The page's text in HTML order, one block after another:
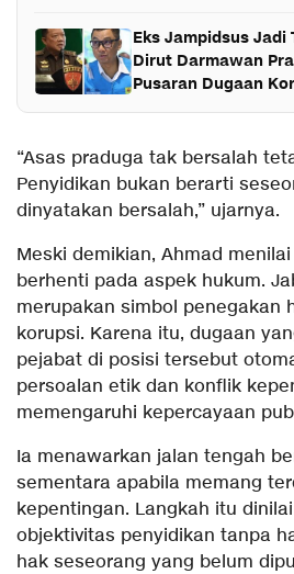
Eks Jampidsus Jadi
Dirut Darmawan
Pusaran Dugaan
“Asas praduga tak bersalah
Penyidikan bukan berarti
dinyatakan bersalah,” ujarnya.
Meski demikian, Ahmad
berhenti pada aspek hukum.
merupakan simbol penegakan
korupsi. Karena itu, dugaan
pejabat di posisi tersebut
persoalan etik dan konflik
memengaruhi kepercayaan
Ia menawarkan jalan tengah
sementara apabila memang
kepentingan. Langkah itu
objektivitas penyidikan tanpa
hak seseorang yang belum